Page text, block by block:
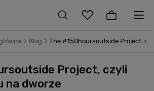
Blog The #150hoursoutside Project,
Project, czyli
na dworze